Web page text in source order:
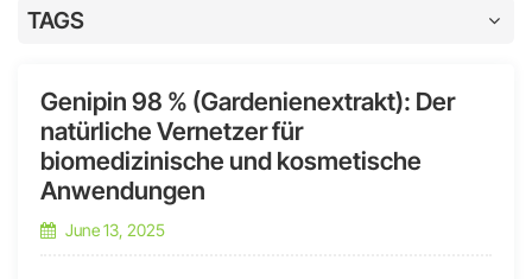
TAGS
Genipin 98 % (Gardenienextrakt): Der
natürliche Vernetzer für
biomedizinische und kosmetische
Anwendungen
June 13, 2025